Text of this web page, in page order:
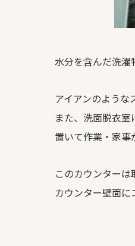
水分を含んだ洗濯
アイアンのような
また、洗面脱衣
置いて作業・家事
このカウンターは
カウンター壁面に